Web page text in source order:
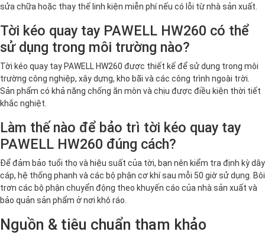
sửa chữa hoặc thay thế linh kiện miễn phí nếu có lỗi từ nhà sản xuất.
Tời kéo quay tay PAWELL HW260 có thể
sử dụng trong môi trường nào?
Tời kéo quay tay PAWELL HW260 được thiết kế để sử dụng trong môi
trường công nghiệp, xây dựng, kho bãi và các công trình ngoài trời.
Sản phẩm có khả năng chống ăn mòn và chịu được điều kiện thời tiết
khắc nghiệt.
Làm thế nào để bảo trì tời kéo quay tay
PAWELL HW260 đúng cách?
Để đảm bảo tuổi thọ và hiệu suất của tời, bạn nên kiểm tra định kỳ dây
cáp, hệ thống phanh và các bộ phận cơ khí sau mỗi 50 giờ sử dụng. Bôi
trơn các bộ phận chuyển động theo khuyến cáo của nhà sản xuất và
bảo quản sản phẩm ở nơi khô ráo.
Nguồn & tiêu chuẩn tham khảo